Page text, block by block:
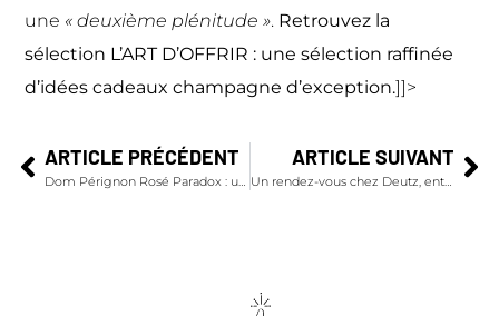
une « deuxième plénitude ». Retrouvez la
sélection L’ART D’OFFRIR : une sélection raffinée
d’idées cadeaux champagne d’exception.]]>
ARTICLE PRÉCÉDENT
Dom Pérignon Rosé Paradox : une expérience culinaire dont seul le champagne Dom Pérignon a le secret
ARTICLE SUIVANT
Un rendez-vous chez Deutz, entre tradition et élégance, identité et distinction